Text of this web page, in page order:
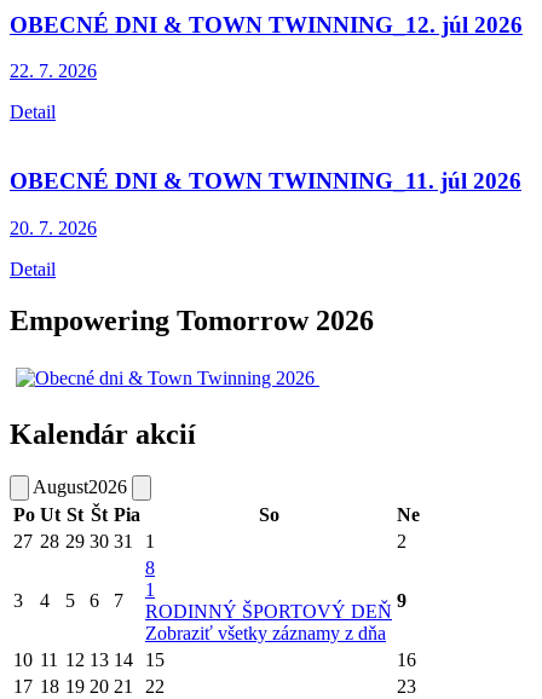
OBECNÉ DNI & TOWN TWINNING_12. júl 2026
22. 7. 2026
Detail
OBECNÉ DNI & TOWN TWINNING_11. júl 2026
20. 7. 2026
Detail
Empowering Tomorrow 2026
Kalendár akcií
August2026
Po Ut St Št Pia So
Ne
27 28 29 30 31 1 2
3 4 5 6 7
8
1
RODINNÝ ŠPORTOVÝ DEŇ
Zobraziť všetky záznamy z dňa
9
10 11 12 13 14 15
16
17 18 19 20 21 22
23